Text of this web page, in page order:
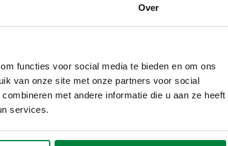
Over
functies voor social media te bieden en om ons
van onze site met onze partners voor social
met andere informatie die u aan ze heeft
services.